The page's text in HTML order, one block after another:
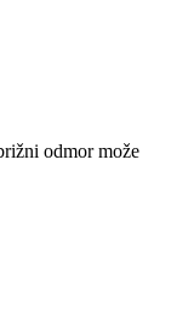
odmor može